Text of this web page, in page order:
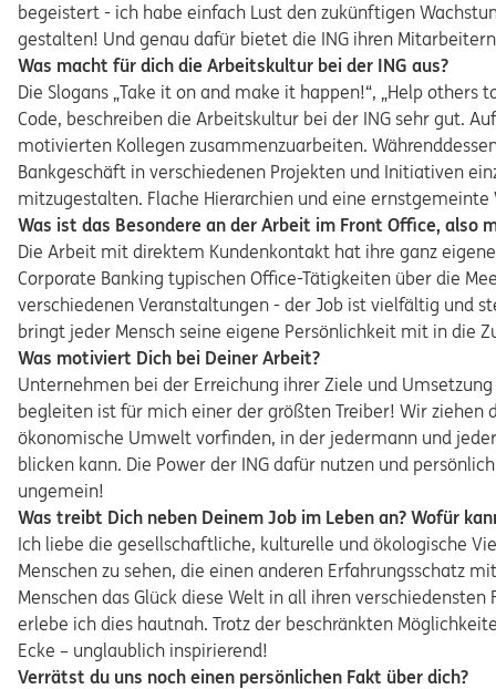
begeistert - ich habe einfach Lust den zukünftigen
gestalten! Und genau dafür bietet die ING ihren
Was macht für dich die Arbeitskultur bei der ING aus?
Die Slogans „Take it on and make it happen!“, „Help others
Code, beschreiben die Arbeitskultur bei der ING sehr gut.
motivierten Kollegen zusammenzuarbeiten.
Bankgeschäft in verschiedenen Projekten und Initiativen
mitzugestalten. Flache Hierarchien und eine
Was ist das Besondere an der Arbeit im Front Office, also
Die Arbeit mit direktem Kundenkontakt hat ihre ganz
Corporate Banking typischen Office-Tätigkeiten über die
verschiedenen Veranstaltungen - der Job ist vielfältig und
bringt jeder Mensch seine eigene Persönlichkeit mit in die
Was motiviert Dich bei Deiner Arbeit?
Unternehmen bei der Erreichung ihrer Ziele und
begleiten ist für mich einer der größten Treiber! Wir ziehen
ökonomische Umwelt vorfinden, in der jedermann und
blicken kann. Die Power der ING dafür nutzen und
ungemein!
Was treibt Dich neben Deinem Job im Leben an? Wofür
Ich liebe die gesellschaftliche, kulturelle und ökologische
Menschen zu sehen, die einen anderen Erfahrungsschatz
Menschen das Glück diese Welt in all ihren
erlebe ich dies hautnah. Trotz der beschränkten
Ecke – unglaublich inspirierend!
Verrätst du uns noch einen persönlichen Fakt über dich?